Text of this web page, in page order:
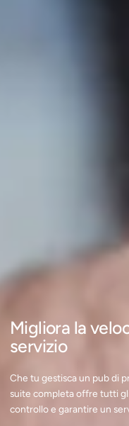
Migliora la
servizio
Che tu gestisca un pub di
suite completa offre tutti
controllo e garantire un